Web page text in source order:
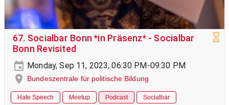
67. Socialbar Bonn *in Präsenz* - Socialbar
Bonn Revisited
Monday, Sep 11, 2023, 06:30 PM-09:30 PM
Bundeszentrale für politische Bildung
Hate Speech Meetup Podcast Socialbar